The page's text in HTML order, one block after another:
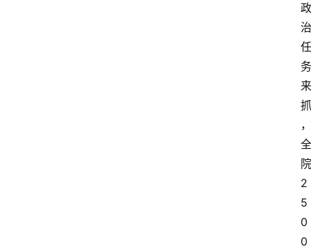
政
治
任
务
来
抓
，
全
院
2
5
0
0